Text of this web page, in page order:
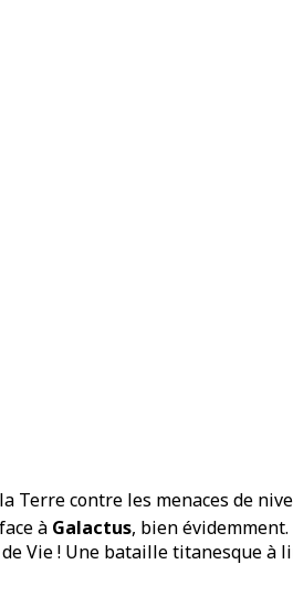
contre les menaces de
à Galactus, bien
Vie ! Une bataille titanesque à